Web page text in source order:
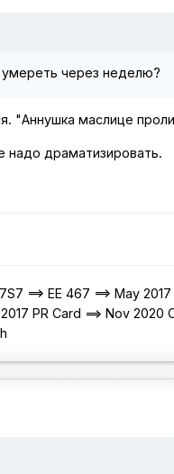
через неделю?
"Аннушка маслице
надо драматизировать.
==> EE 467 ==> May
PR Card ==> Nov